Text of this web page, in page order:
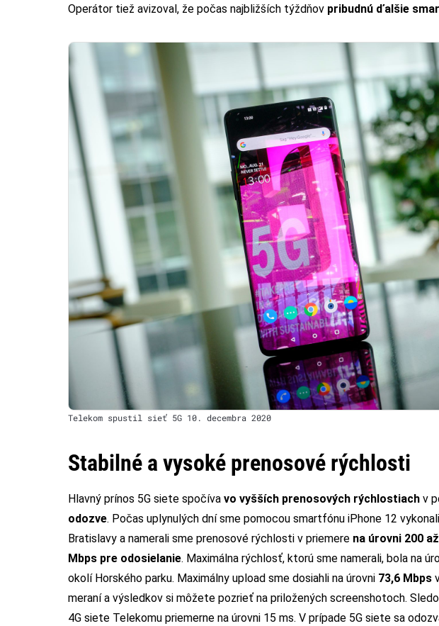
Operátor tiež avizoval, že počas najbližších týždňov pribudnú ďalšie
Telekom spustil sieť 5G 10. decembra 2020
Stabilné a vysoké prenosové rýchlosti
Hlavný prínos 5G siete spočíva vo vyšších prenosových rýchlostiach v
odozve. Počas uplynulých dní sme pomocou smartfónu iPhone 12
Bratislavy a namerali sme prenosové rýchlosti v priemere na úrovni 200
Mbps pre odosielanie. Maximálna rýchlosť, ktorú sme namerali, bola na
okolí Horského parku. Maximálny upload sme dosiahli na úrovni 73,6 Mbps
meraní a výsledkov si môžete pozrieť na priložených screenshotoch.
4G siete Telekomu priemerne na úrovni 15 ms. V prípade 5G siete sa